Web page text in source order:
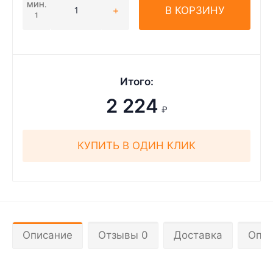
МИН.
1
В КОРЗИНУ
Итого:
2 224 ₽
КУПИТЬ В ОДИН КЛИК
Описание Отзывы 0 Доставка